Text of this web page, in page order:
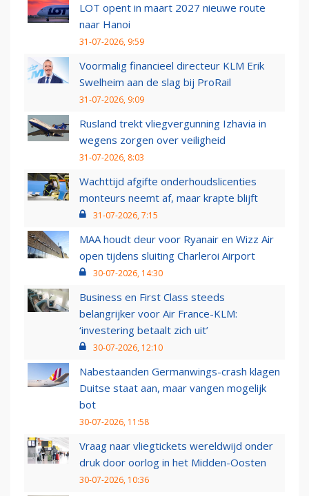
LOT opent in maart 2027 nieuwe route
naar Hanoi
31-07-2026, 9:59
Voormalig financieel directeur KLM Erik
Swelheim aan de slag bij ProRail
31-07-2026, 9:09
Rusland trekt vliegvergunning Izhavia in
wegens zorgen over veiligheid
31-07-2026, 8:03
Wachttijd afgifte onderhoudslicenties
monteurs neemt af, maar krapte blijft
31-07-2026, 7:15
MAA houdt deur voor Ryanair en Wizz Air
open tijdens sluiting Charleroi Airport
30-07-2026, 14:30
Business en First Class steeds
belangrijker voor Air France-KLM:
‘investering betaalt zich uit’
30-07-2026, 12:10
Nabestaanden Germanwings-crash klagen
Duitse staat aan, maar vangen mogelijk
bot
30-07-2026, 11:58
Vraag naar vliegtickets wereldwijd onder
druk door oorlog in het Midden-Oosten
30-07-2026, 10:36